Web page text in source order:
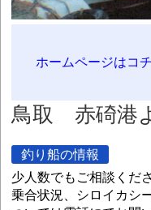
ホームページはコ
鳥取 赤碕港
釣り船の情報
少人数でもご相談くだ
乗合状況、シロイカシ